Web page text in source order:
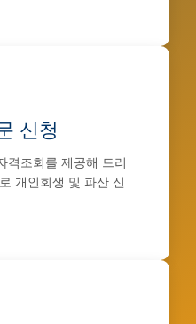
신청
격조회를 제공해 드리
개인회생 및 파산 신